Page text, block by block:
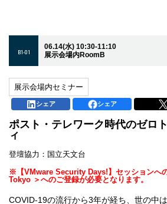
B1-01
06.14(水) 10:30-11:10
展示会場内RoomB
展示会場内セミナー
シェア シェア
ポスト・テレワーク時代のゼロ
ィ
登壇協力：国立天文台
※【VMware Security Days!】セッションへ
Tokyo ＞へのご登録が必要となります。
COVID-19の流行から3年が経ち、世の中